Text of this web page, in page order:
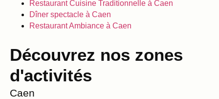
Restaurant Cuisine Traditionnelle à Caen
Dîner spectacle à Caen
Restaurant Ambiance à Caen
Découvrez nos zones
d'activités
Caen